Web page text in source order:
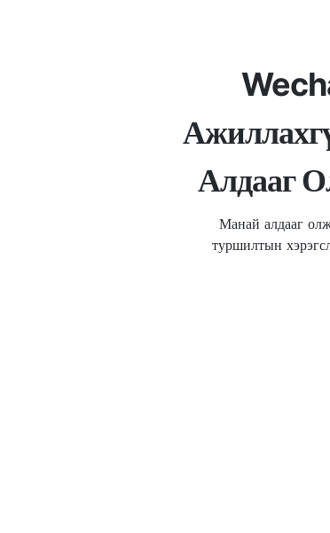
Алдааг
Манай алдааг
туршилтын